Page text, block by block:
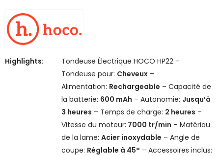
Highlights:
Tondeuse Électrique HOCO HP22 –
Tondeuse pour: Cheveux –
Alimentation: Rechargeable – Capacité de
la batterie: 600 mAh – Autonomie: Jusqu’à
3 heures – Temps de charge: 2 heures –
Vitesse du moteur: 7000 tr/min – Matériau
de la lame: Acier inoxydable – Angle de
coupe: Réglable à 45° – Accessoires inclus: